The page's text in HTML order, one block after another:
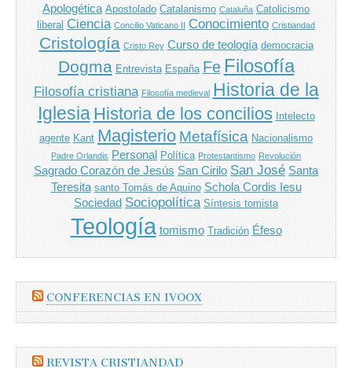
Apologética Apostolado Catalanismo Cataluña Catolicismo
liberal Ciencia Concilio Vaticano II Conocimiento Cristiandad
Cristología Cristo Rey Curso de teología democracia
Dogma Entrevista España Fe Filosofía
Filosofía cristiana Filosofía medieval Historia de la
Iglesia Historia de los concilios Intelecto
agente Kant Magisterio Metafísica Nacionalismo
Padre Orlandis Personal Política Protestantismo Revolución
Sagrado Corazón de Jesús San Cirilo San José Santa
Teresita santo Tomás de Aquino Schola Cordis Iesu
Sociedad Sociopolítica Síntesis tomista
Teología tomismo Tradición Éfeso
CONFERENCIAS EN IVOOX
REVISTA CRISTIANDAD